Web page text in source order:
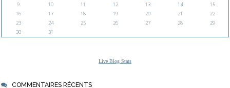
9
10 11 12 13 14
15
16
17 18 19 20 21
22
23
24 25 26 27 28
29
30
31
Live Blog Stats
COMMENTAIRES RÉCENTS